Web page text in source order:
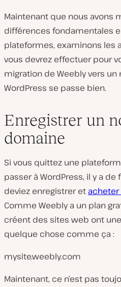
Maintenant que nous avons
différences fondamentales
plateformes, examinons les
vous devrez effectuer pour
migration de Weebly vers un
WordPress se passe bien.
Enregistrer un
domaine
Si vous quittez une
passer à WordPress, il y a
deviez enregistrer et
Comme Weebly a un plan
créent des sites web ont
quelque chose comme ça :
mysite.weebly.com
Maintenant, ce n’est pas